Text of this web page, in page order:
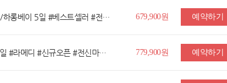
[출발확정] 하노이/하롱베이 5일 #베스트셀러 #전일정5성호텔UP #데이크루즈&런치뷔페 #전신마사지 #푸드트럭 체험 #무제한삼겹살 #메가그랜드월드 679,900원 예약하기
[출발확정] 보홀 5일 #라메디 #신규오픈 #전신마사지 #다이빙강습 #알로나비치 #보홀시티투어 #특식3회 779,900원 예약하기